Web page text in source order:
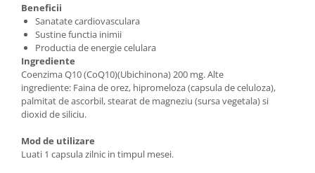
Beneficii
Sanatate cardiovasculara
Sustine functia inimii
Productia de energie celulara
Ingrediente
Coenzima Q10 (CoQ10)(Ubichinona) 200 mg. Alte
ingrediente: Faina de orez, hipromeloza (capsula de celuloza),
palmitat de ascorbil, stearat de magneziu (sursa vegetala) si
dioxid de siliciu.
Mod de utilizare
Luati 1 capsula zilnic in timpul mesei.